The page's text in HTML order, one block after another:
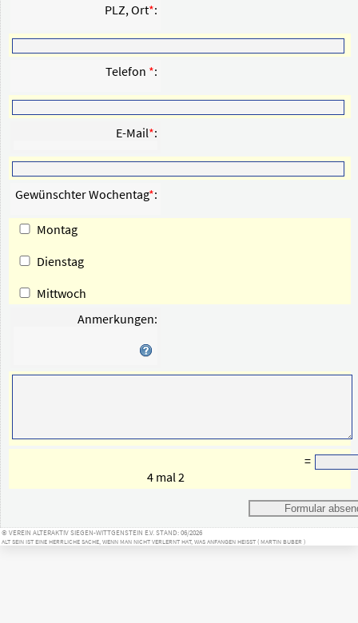
PLZ, Ort*:
Telefon *:
E-Mail*:
Gewünschter Wochentag*:
Montag
Dienstag
Mittwoch
Anmerkungen:
=
© VEREIN ALTERAKTIV SIEGEN-WITTGENSTEIN E.V. STAND: 06/2026
ALT SEIN IST EINE HERRLICHE SACHE, WENN MAN NICHT VERLERNT HAT, WAS ANFANGEN HEISST ( MARTIN BUBER )